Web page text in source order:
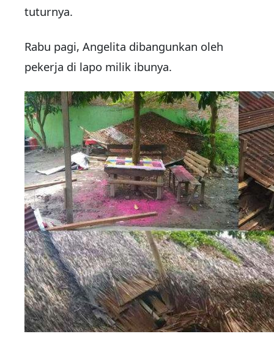
tuturnya.
Rabu pagi, Angelita dibangunkan oleh
pekerja di lapo milik ibunya.